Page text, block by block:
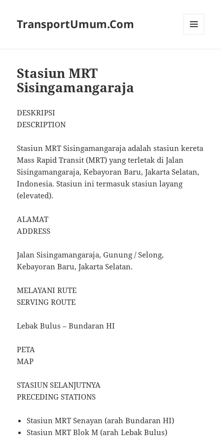
TransportUmum.Com
Stasiun MRT
Sisingamangaraja
DESKRIPSI
DESCRIPTION
Stasiun MRT Sisingamangaraja adalah stasiun kereta
Mass Rapid Transit (MRT) yang terletak di Jalan
Sisingamangaraja, Kebayoran Baru, Jakarta Selatan,
Indonesia. Stasiun ini termasuk stasiun layang
(elevated).
ALAMAT
ADDRESS
Jalan Sisingamangaraja, Gunung / Selong,
Kebayoran Baru, Jakarta Selatan.
MELAYANI RUTE
SERVING ROUTE
Lebak Bulus – Bundaran HI
PETA
MAP
STASIUN SELANJUTNYA
PRECEDING STATIONS
Stasiun MRT Senayan (arah Bundaran HI)
Stasiun MRT Blok M (arah Lebak Bulus)